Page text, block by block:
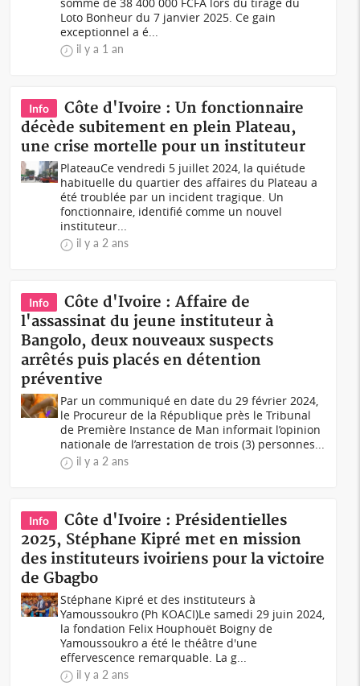
Loto Bonheur du 7 janvier 2025. Ce gain
exceptionnel a é...
il y a 1 an
Info
Côte d'Ivoire : Un fonctionnaire
décède subitement en plein Plateau,
une crise mortelle pour un instituteur
PlateauCe vendredi 5 juillet 2024, la quiétude
habituelle du quartier des affaires du Plateau a
été troublée par un incident tragique. Un
fonctionnaire, identifié comme un nouvel
instituteur...
il y a 2 ans
Info
Côte d'Ivoire : Affaire de
l'assassinat du jeune instituteur à
Bangolo, deux nouveaux suspects
arrêtés puis placés en détention
préventive
Par un communiqué en date du 29 février 2024,
le Procureur de la République près le Tribunal
de Première Instance de Man informait l’opinion
nationale de l’arrestation de trois (3) personnes...
il y a 2 ans
Info
Côte d'Ivoire : Présidentielles
2025, Stéphane Kipré met en mission
des instituteurs ivoiriens pour la victoire
de Gbagbo
Stéphane Kipré et des instituteurs à
Yamoussoukro (Ph KOACI)Le samedi 29 juin 2024,
la fondation Felix Houphouët Boigny de
Yamoussoukro a été le théâtre d'une
effervescence remarquable. La g...
il y a 2 ans